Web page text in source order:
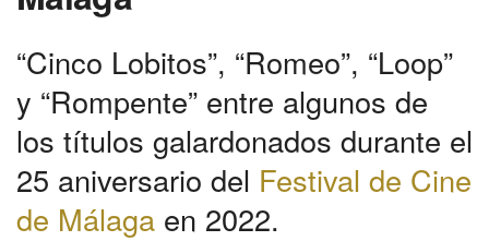
“Cinco Lobitos”, “Romeo”, “Loop”
y “Rompente” entre algunos de
los títulos galardonados durante el
25 aniversario del Festival de Cine
de Málaga en 2022.